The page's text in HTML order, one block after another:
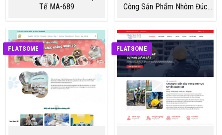
Tế MA-689
Công Sản Phẩm Nhôm Đúc
MA-688
FLATSOME FLATSOME